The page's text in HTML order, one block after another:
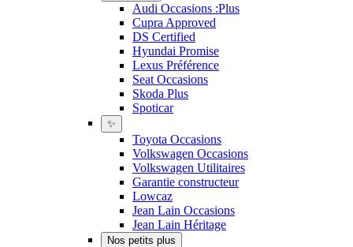
Audi Occasions :Plus
Cupra Approved
DS Certified
Hyundai Promise
Lexus Préférence
Seat Occasions
Skoda Plus
Spoticar
✨
Toyota Occasions
Volkswagen Occasions
Volkswagen Utilitaires
Garantie constructeur
Lowcaz
Jean Lain Occasions
Jean Lain Héritage
Nos petits plus